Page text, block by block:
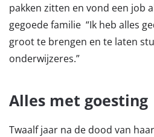
pakken zitten en vond een job
gegoede familie “Ik heb alles
groot te brengen en te laten
onderwijzeres.”
Alles met goesting
Twaalf jaar na de dood van